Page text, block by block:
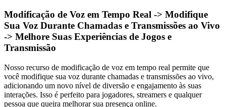
Modificação de Voz em Tempo Real -> Modifique
Sua Voz Durante Chamadas e Transmissões ao Vivo
-> Melhore Suas Experiências de Jogos e
Transmissão
Nosso recurso de modificação de voz em tempo real permite que
você modifique sua voz durante chamadas e transmissões ao vivo,
adicionando um novo nível de diversão e engajamento às suas
interações. Isso é perfeito para jogadores, streamers e qualquer
pessoa que queira melhorar sua presença online.